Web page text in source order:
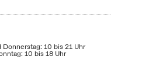
10 bis 21 Uhr
10 bis 18 Uhr